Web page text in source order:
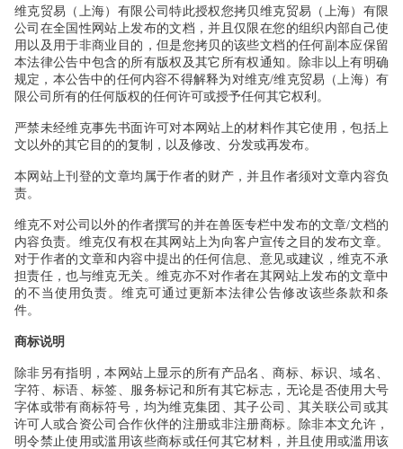
维克贸易（上海）有限公司特此授权您拷贝维克贸易（上海）有限
公司在全国性网站上发布的文档，并且仅限在您的组织内部自己使
用以及用于非商业目的，但是您拷贝的该些文档的任何副本应保留
本法律公告中包含的所有版权及其它所有权通知。除非以上有明确
规定，本公告中的任何内容不得解释为对维克/维克贸易（上海）有
限公司所有的任何版权的任何许可或授予任何其它权利。
严禁未经维克事先书面许可对本网站上的材料作其它使用，包括上
文以外的其它目的的复制，以及修改、分发或再发布。
本网站上刊登的文章均属于作者的财产，并且作者须对文章内容负
责。
维克不对公司以外的作者撰写的并在兽医专栏中发布的文章/文档的
内容负责。维克仅有权在其网站上为向客户宣传之目的发布文章。
对于作者的文章和内容中提出的任何信息、意见或建议，维克不承
担责任，也与维克无关。维克亦不对作者在其网站上发布的文章中
的不当使用负责。维克可通过更新本法律公告修改该些条款和条
件。
商标说明
除非另有指明，本网站上显示的所有产品名、商标、标识、域名、
字符、标语、标签、服务标记和所有其它标志，无论是否使用大号
字体或带有商标符号，均为维克集团、其子公司、其关联公司或其
许可人或合资公司合作伙伴的注册或非注册商标。除非本文允许，
明令禁止使用或滥用该些商标或任何其它材料，并且使用或滥用该